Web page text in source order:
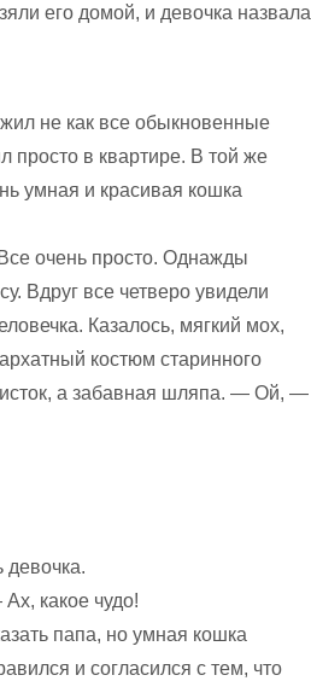
его домой, и девочка назвала
не как все обыкновенные
в квартире. В той же
умная и красивая кошка
очень просто. Однажды
Вдруг все четверо увидели
Казалось, мягкий мох,
костюм старинного
а забавная шляпа. — Ой, —
какое чудо!
папа, но умная кошка
и согласился с тем, что